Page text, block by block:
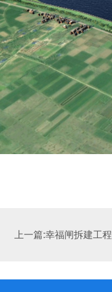
上一篇:幸福闸拆建工程